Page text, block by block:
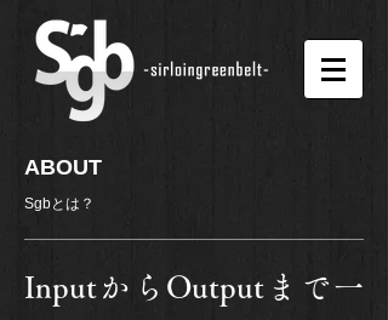
ABOUT
Sgbとは？
InputからOutputまで一